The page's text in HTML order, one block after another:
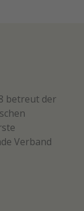
betreut der
Verband